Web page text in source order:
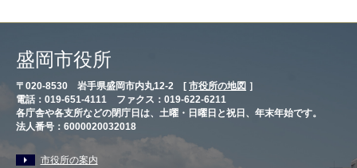
盛岡市役所
〒020-8530 岩手県盛岡市内丸12-2 [ 市役所の地図 ］
電話：019-651-4111 ファクス：019-622-6211
各庁舎や各支所などの閉庁日は、土曜・日曜日と祝日、年末年始です。
法人番号：6000020032018
市役所の案内